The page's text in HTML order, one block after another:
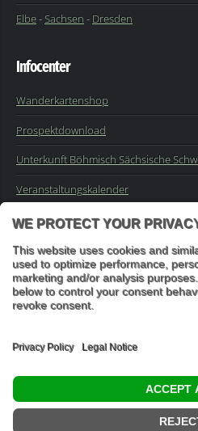
Elbe-Sachsen - Dresden
Infocenter
Wanderkartenshop
Prospektdownload
Unterkunft Böhmisch Sächsische
Veranstaltungskalender
Impressum
Buchungsanfrage
"In den Wäldern sind Dinge, über die
im Moos liegen könnte." (Franz Kafka)